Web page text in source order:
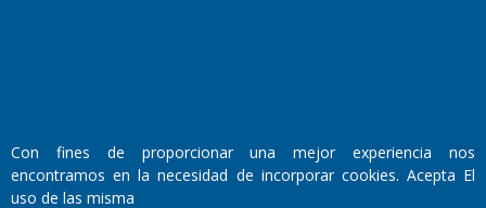
Walter René Goñi
Con fines de proporcionar una mejor experiencia nos
encontramos en la necesidad de incorporar cookies. Acepta El
uso de las misma